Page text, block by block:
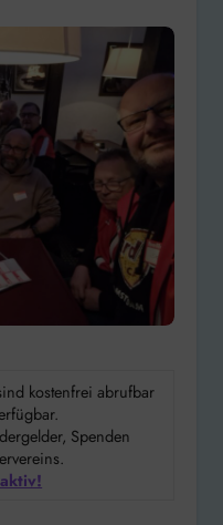
kostenfrei abrufbar
Spenden